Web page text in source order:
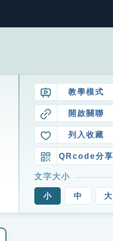
教學模式
開啟關聯
列入收藏
QRcode分享
文字大小
小 中 大